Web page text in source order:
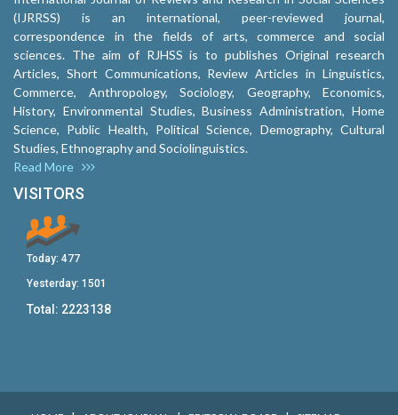
(IJRRSS) is an international, peer-reviewed journal,
correspondence in the fields of arts, commerce and social
sciences. The aim of RJHSS is to publishes Original research
Articles, Short Communications, Review Articles in Linguistics,
Commerce, Anthropology, Sociology, Geography, Economics,
History, Environmental Studies, Business Administration, Home
Science, Public Health, Political Science, Demography, Cultural
Studies, Ethnography and Sociolinguistics.
Read More
VISITORS
Today: 477
Yesterday: 1501
Total: 2223138